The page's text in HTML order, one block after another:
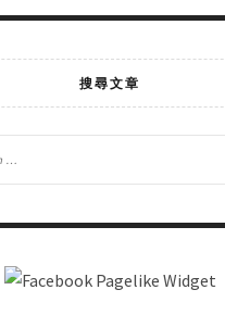
搜尋文章